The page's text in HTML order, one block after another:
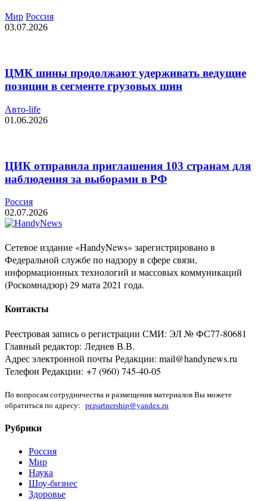
Мир Россия
03.07.2026
ЦМК шины продолжают удерживать ведущие
позиции в сегменте грузовых шин
Авто-life
01.06.2026
ЦИК отправила приглашения 103 странам для
наблюдения за выборами в РФ
Россия
02.07.2026
Сетевое издание «HandyNews» зарегистрировано в
Федеральной службе по надзору в сфере связи,
информационных технологий и массовых коммуникаций
(Роскомнадзор) 29 мата 2021 года.
Контакты
Реестровая запись о регистрации СМИ: ЭЛ № ФС77-80681
Главный редактор: Леднев В.В.
Адрес электронной почты Редакции: mail@handynews.ru
Телефон Редакции: +7 (960) 745-40-05
По вопросам сотрудничества и размещения материалов Вы можете
обратиться по адресу: pr.partnership@yandex.ru
Рубрики
Россия
Мир
Наука
Шоу-бизнес
Здоровье